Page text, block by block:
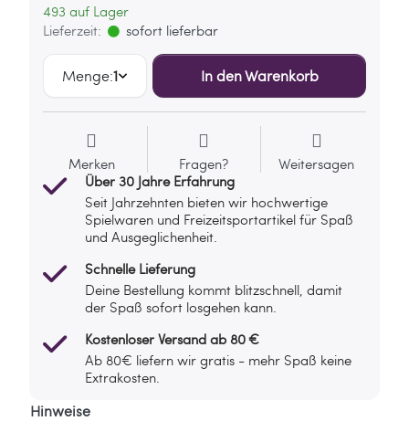
493 auf Lager
Lieferzeit:
sofort lieferbar
Menge:1 In den Warenkorb
Merken Fragen?
Weitersagen
Über 30 Jahre Erfahrung
Seit Jahrzehnten bieten wir hochwertige
Spielwaren und Freizeitsportartikel für Spaß
und Ausgeglichenheit.
Schnelle Lieferung
Deine Bestellung kommt blitzschnell, damit
der Spaß sofort losgehen kann.
Kostenloser Versand ab 80 €
Ab 80€ liefern wir gratis - mehr Spaß keine
Extrakosten.
Hinweise